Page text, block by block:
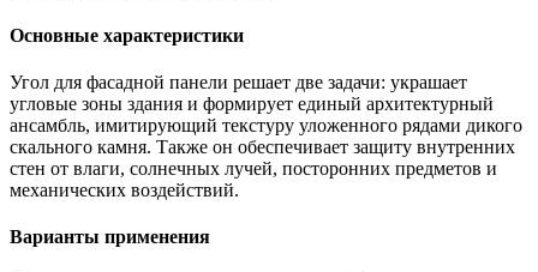
Основные характеристики
Угол для фасадной панели решает две задачи: украшает
угловые зоны здания и формирует единый архитектурный
ансамбль, имитирующий текстуру уложенного рядами дикого
скального камня. Также он обеспечивает защиту внутренних
стен от влаги, солнечных лучей, посторонних предметов и
механических воздействий.
Варианты применения